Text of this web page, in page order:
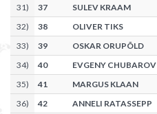
31) 37 SULEV KRAAM
32) 38 OLIVER TIKS
33) 39 OSKAR ORUPÕLD
34) 40 EVGENY CHUBAROV
35) 41 MARGUS KLAAN
36) 42 ANNELI RATASSEPP